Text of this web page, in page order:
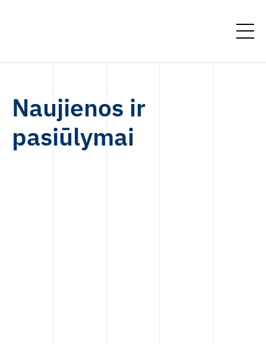
Naujienos ir
pasiūlymai